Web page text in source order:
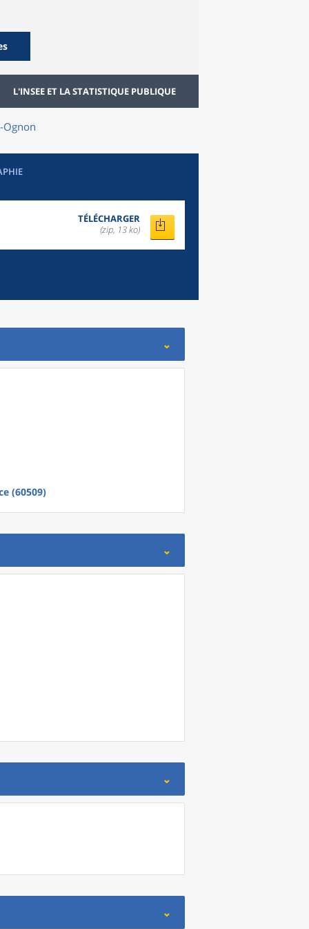
L'INSEE ET LA STATISTIQUE PUBLIQUE
Ognon
TÉLÉCHARGER
(zip, 13 ko)
(60509)